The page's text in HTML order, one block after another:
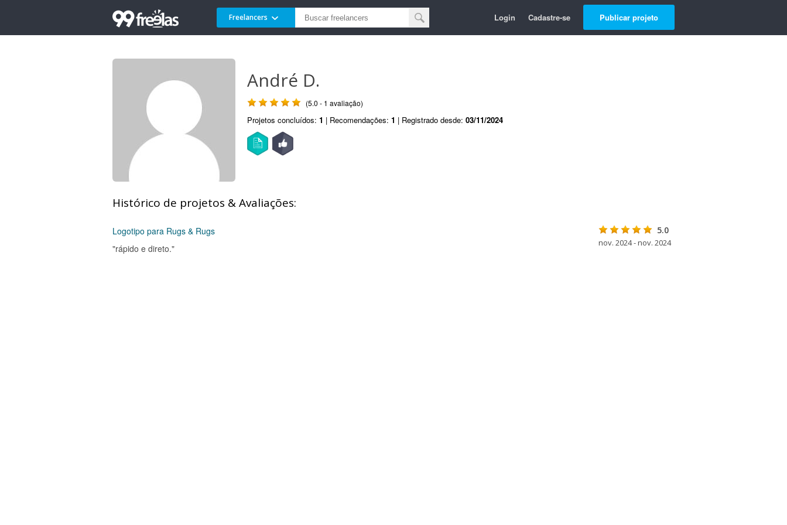
Freelancers Login Cadastre-se Publicar projeto
André D.
(5.0 - 1 avaliação)
Projetos concluídos: 1 | Recomendações: 1 | Registrado desde: 03/11/2024
Histórico de projetos & Avaliações:
Logotipo para Rugs & Rugs
"rápido e direto."
5.0
nov. 2024 - nov. 2024